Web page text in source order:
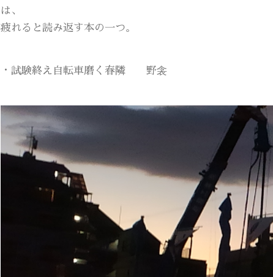
は、
疲れると読み返す本の一つ。
・試験終え自転車磨く春隣 野衾